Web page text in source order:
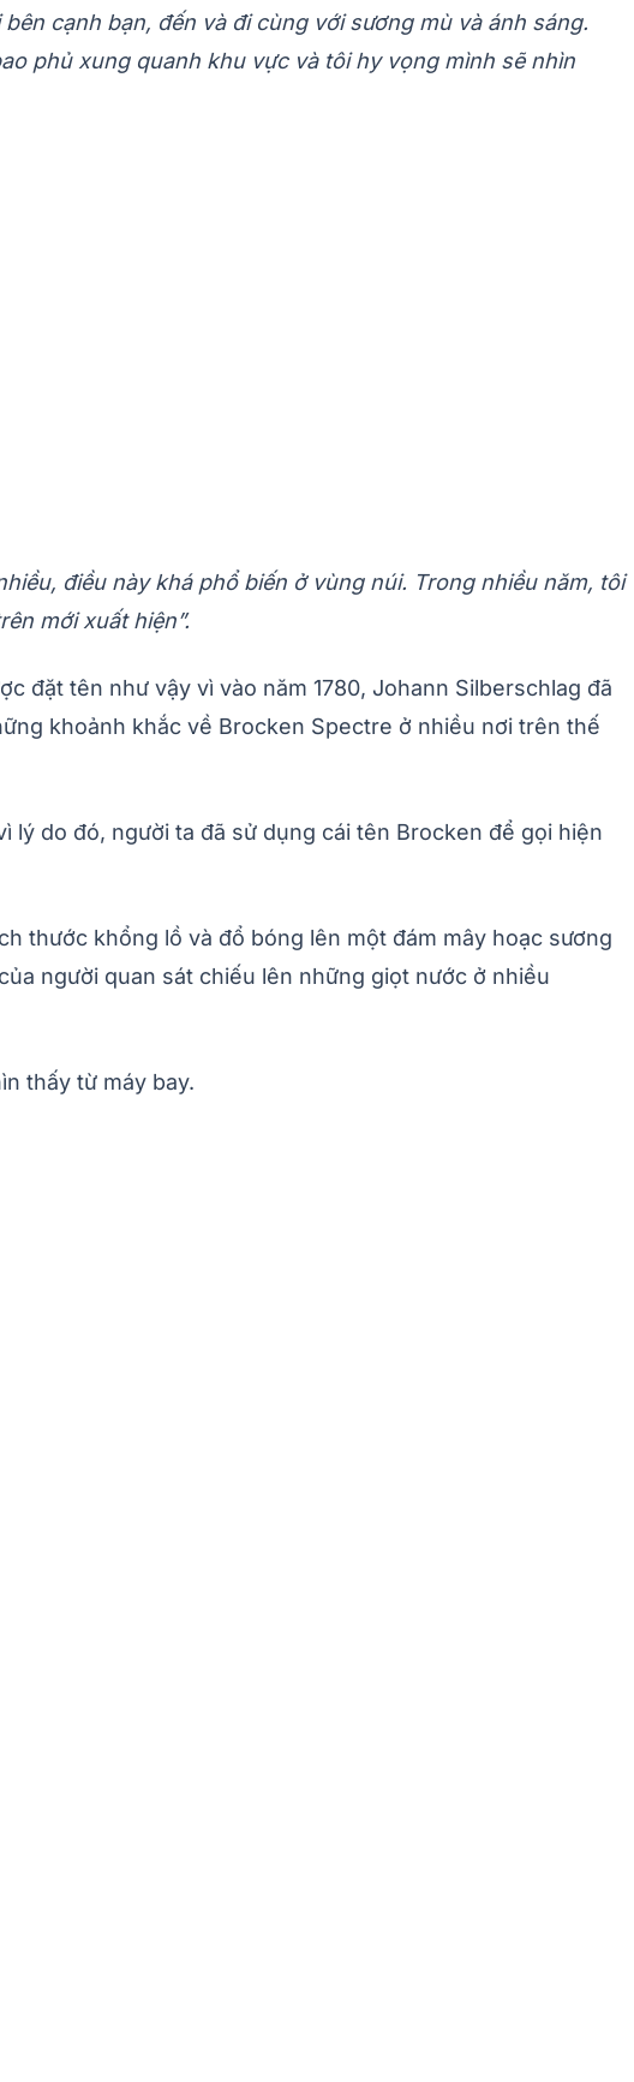
cạnh bạn, đến và đi cùng với sương mù và ánh sáng.
phủ xung quanh khu vực và tôi hy vọng mình sẽ nhìn
điều này khá phổ biến ở vùng núi. Trong nhiều năm, tôi
mới xuất hiện”.
đặt tên như vậy vì vào năm 1780, Johann Silberschlag đã
khoảnh khắc về Brocken Spectre ở nhiều nơi trên thế
do đó, người ta đã sử dụng cái tên Brocken để gọi hiện
thước khổng lồ và đổ bóng lên một đám mây hoạc sương
người quan sát chiếu lên những giọt nước ở nhiều
thấy từ máy bay.